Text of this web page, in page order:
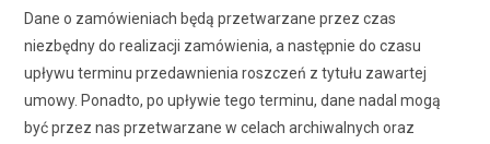
Dane o zamówieniach będą przetwarzane przez czas
niezbędny do realizacji zamówienia, a następnie do czasu
upływu terminu przedawnienia roszczeń z tytułu zawartej
umowy. Ponadto, po upływie tego terminu, dane nadal mogą
być przez nas przetwarzane w celach archiwalnych oraz